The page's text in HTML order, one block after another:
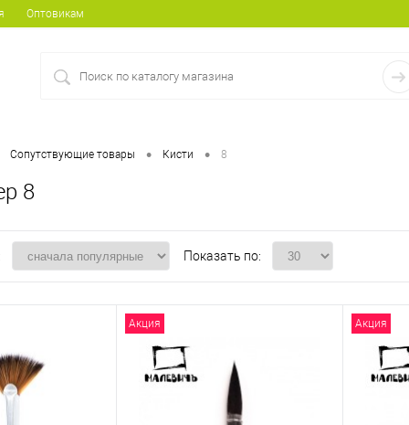
Оптовикам
Сопутствующие товары • Кисти • 8
8
Показать по:
Акция Акция